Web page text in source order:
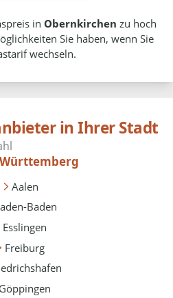
in Obernkirchen zu hoch
Sie haben, wenn Sie
wechseln.
in Ihrer Stadt
Aalen
Baden
Esslingen
Freiburg
Göppingen